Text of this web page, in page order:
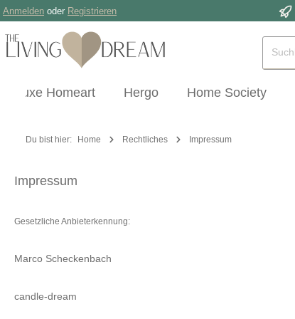
Hauptinhalt springen
Zur Suche springen
Zur Hauptnavigation springen
Anmelden oder Registrieren
Deluxe Homeart Hergo Home Society
Du bist hier: Home Rechtliches Impressum
Impressum
Gesetzliche Anbieterkennung:
Marco Scheckenbach
candle-dream